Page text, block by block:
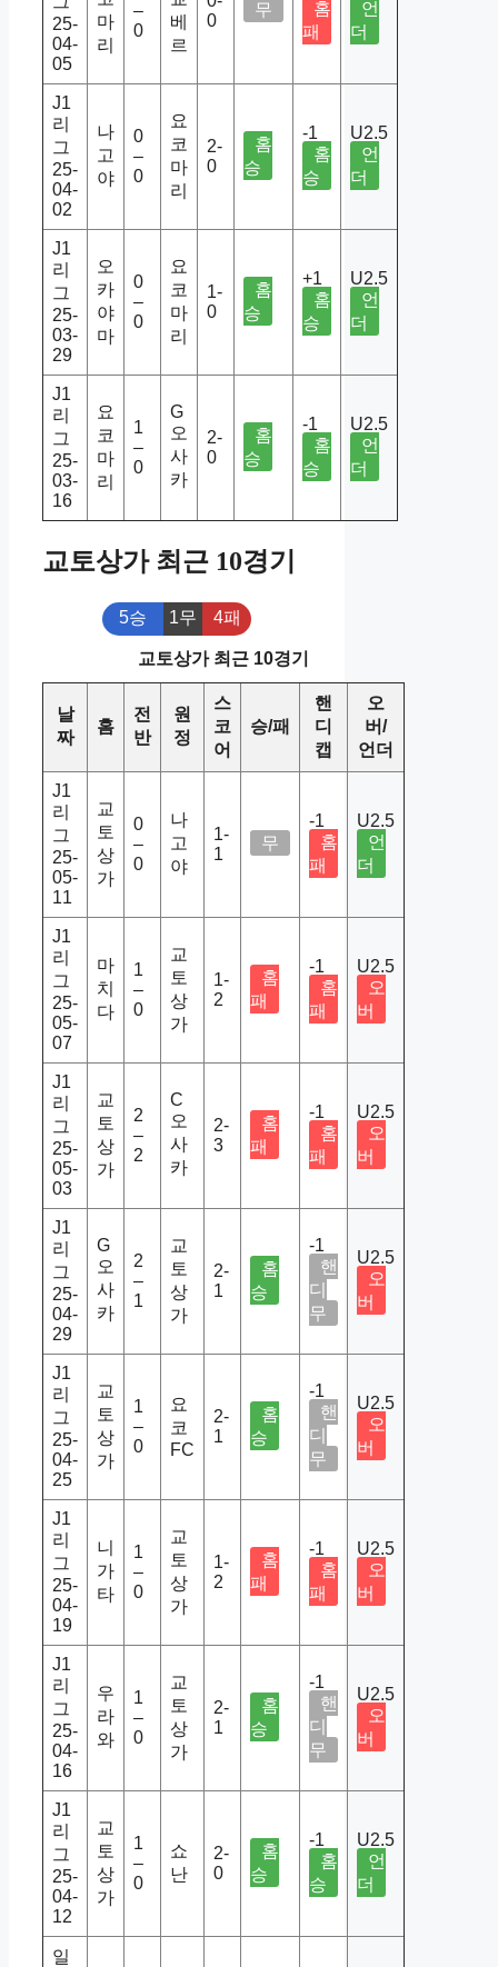
25-
04-
05
마
리
–
0
베
르
0
무
홈
패
언
더
J1
리
그
25-
04-
02
나
고
야
0
–
0
요
코
마
리
2-
0
홈
승
-1
홈
승
U2.5
언
더
J1
리
그
25-
03-
29
오
카
야
마
0
–
0
요
코
마
리
1-
0
홈
승
+1
홈
승
U2.5
언
더
J1
리
그
25-
03-
16
요
코
마
리
1
–
0
G
오
사
카
2-
0
홈
승
-1
홈
승
U2.5
언
더
교토상가 최근 10경기
5승 1무 4패
교토상가 최근 10경기
날
짜
홈
전
반
원
정
스
코
어
승/패
핸
디
캡
오
버/
언더
J1
리
그
25-
05-
11
교
토
상
가
0
–
0
나
고
야
1-
1
무
-1
홈
패
U2.5
언
더
J1
리
그
25-
05-
07
마
치
다
1
–
0
교
토
상
가
1-
2
홈
패
-1
홈
패
U2.5
오
버
J1
리
그
25-
05-
03
교
토
상
가
2
–
2
C
오
사
카
2-
3
홈
패
-1
홈
패
U2.5
오
버
J1
리
그
25-
04-
29
G
오
사
카
2
–
1
교
토
상
가
2-
1
홈
승
-1
핸
디
무
U2.5
오
버
J1
리
그
25-
04-
25
교
토
상
가
1
–
0
요
코
FC
2-
1
홈
승
-1
핸
디
무
U2.5
오
버
J1
리
그
25-
04-
19
니
가
타
1
–
0
교
토
상
가
1-
2
홈
패
-1
홈
패
U2.5
오
버
J1
리
그
25-
04-
16
우
라
와
1
–
0
교
토
상
가
2-
1
홈
승
-1
핸
디
무
U2.5
오
버
J1
리
그
25-
04-
12
교
토
상
가
1
–
0
쇼
난
2-
0
홈
승
-1
홈
승
U2.5
언
더
일